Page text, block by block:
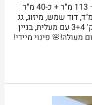
🌸 פנטהאוז דו מפלסי 5 חד' מרווחת – 113 מ"ר + כ-40 מ"ר
מחסן, ממ"ד, דוד שמש, מיזוג, גג
בטאבו🌸 כיוונים צפון דרום ומערב🌸 ק' 3+4 עם מעלית, בניין
פינוי מיידי!